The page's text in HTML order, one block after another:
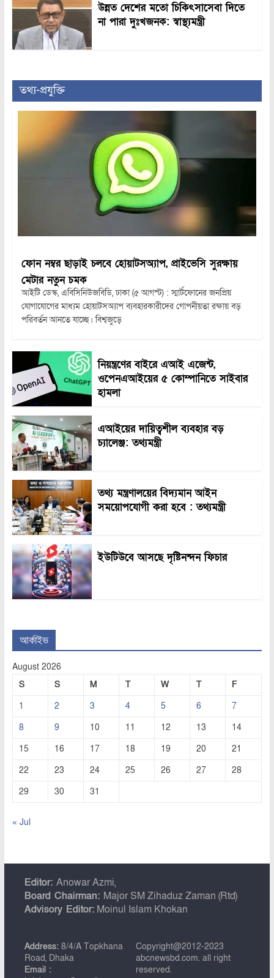
উন্নত দেশের মতো চিকিৎসাসেবা দিতে
না পারা দুঃখজনক: স্বাস্থ্যমন্ত্রী
তথ্য-প্রযুক্তি
ফোন নম্বর ছাড়াই চলবে হোয়াটসঅ্যাপ, প্রাইভেসি সুরক্ষায়
মেটার নতুন চমক
আইটি ডেস্ক, এবিসিনিউজবিডি, ঢাকা (৫ আগস্ট) : স্মার্টফোনের জনপ্রিয়
যোগাযোগের মাধ্যম হোয়াটসঅ্যাপ ব্যবহারকারীদের গোপনীয়তা রক্ষায় বড়
পরিবর্তন আনতে যাচ্ছে। বিশ্বজুড়ে
নিয়ন্ত্রণের বাইরে এআই এজেন্ট,
ওপেনএআইয়ের ৫ কোম্পানিতে সাইবার
হামলা
এআইয়ের দায়িত্বশীল ব্যবহার বড়
চ্যালেঞ্জ: তথ্যমন্ত্রী
তথ্য মন্ত্রণালয়ের বিদ্যমান আইন
সময়োপযোগী করা হবে : তথ্যমন্ত্রী
ইউটিউবে আসছে দৃষ্টিনন্দন ফিচার
আর্কাইভ
August 2026
S
S M T W T
F
1
2 3 4 5 6
7
8
9 10 11 12 13
14
15
16 17 18 19 20
21
22
23 24 25 26 27
28
29
30 31
« Jul
Editor: Anowar Azmi,
Board Chairman: Major SM Zihaduz Zaman (Rtd)
Advisory Editor:Moinul Islam Khokan
Address:8/4/A Topkhana
Road, Dhaka
Email :
Copyright@2012-2023
abcnewsbd.com. all right
reserved.